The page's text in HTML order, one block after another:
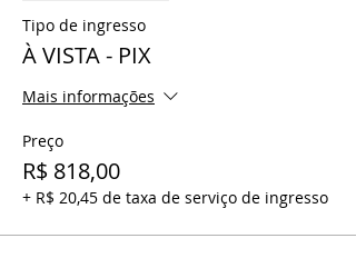
Materiais disponibilizados:
certificado e caneta
Tipo de ingresso
À VISTA - PIX
Mais informações
Preço
R$ 818,00
+ R$ 20,45 de taxa de serviço de ingresso